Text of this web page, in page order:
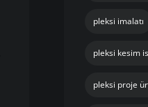
pleksi imalatı
pleksi kesim
pleksi proje